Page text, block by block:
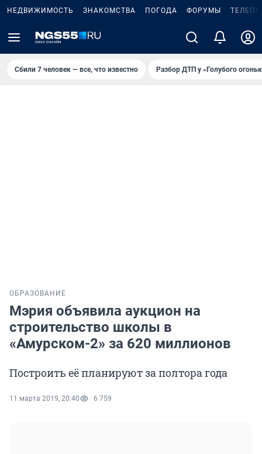
НЕДВИЖИМОСТЬ ЗНАКОМСТВА ПОГОДА ФОРУМЫ
Сбили 7 человек — все, что известно Разбор ДТП у «Голубого
ОБРАЗОВАНИЕ
Мэрия объявила аукцион на
строительство школы в
«Амурском-2» за 620 миллионов
Построить её планируют за полтора года
11 марта 2019, 20:40 6 759